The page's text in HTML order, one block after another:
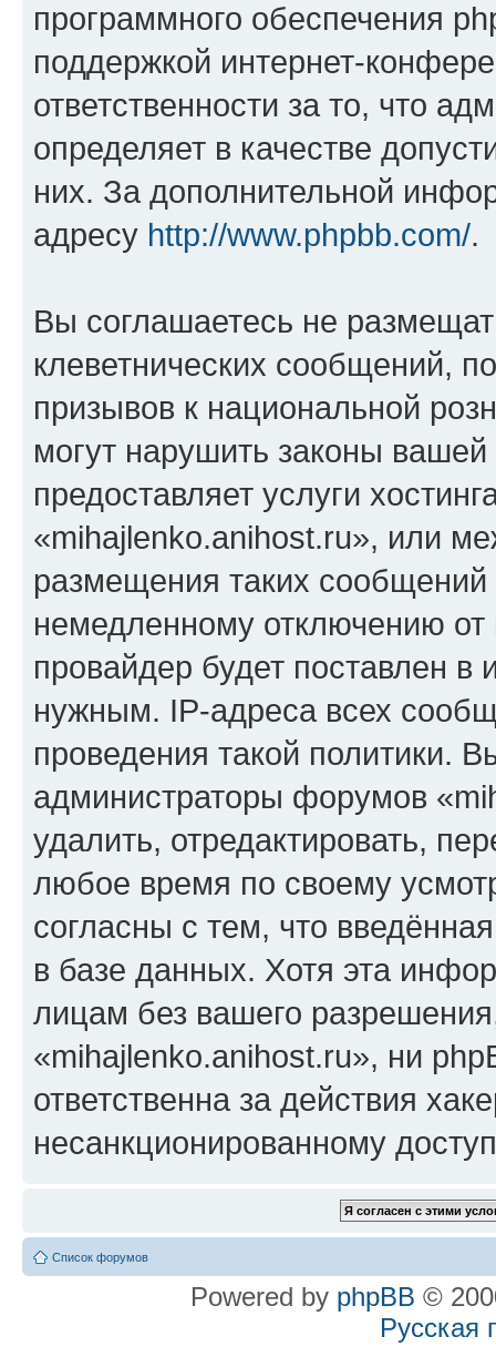
программного обеспечения
поддержкой интернет-
ответственности за то, что
определяет в качестве
них. За дополнительной
адресу http://www.phpbb.com/.
Вы соглашаетесь не
клеветнических сообщений,
призывов к национальной
могут нарушить законы
предоставляет услуги
«mihajlenko.anihost.ru», или
размещения таких
немедленному отключению
провайдер будет поставлен в
нужным. IP-адреса всех
проведения такой политики.
администраторы форумов
удалить, отредактировать,
любое время по своему
согласны с тем, что
в базе данных. Хотя эта
лицам без вашего
«mihajlenko.anihost.ru», ни
ответственна за действия
несанкционированному
Список форумов
Powered by phpBB ©
Русская